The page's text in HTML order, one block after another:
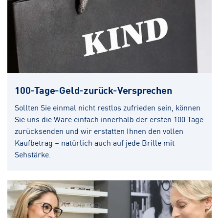
100-Tage-Geld-zurück-Versprechen
Sollten Sie einmal nicht restlos zufrieden sein, können
Sie uns die Ware einfach innerhalb der ersten 100 Tage
zurücksenden und wir erstatten Ihnen den vollen
Kaufbetrag – natürlich auch auf jede Brille mit
Sehstärke.